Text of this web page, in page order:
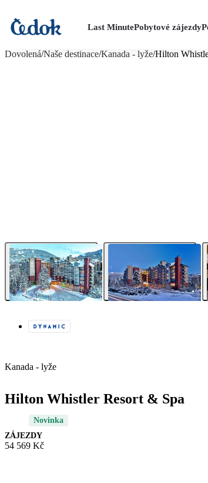
Last MinutePobytové zájezdy
Dovolená/Naše destinace/Kanada - lyže/Hilton
Kanada - lyže
Hilton Whistler Resort & Spa
Novinka
ZÁJEZDY
54 569 Kč